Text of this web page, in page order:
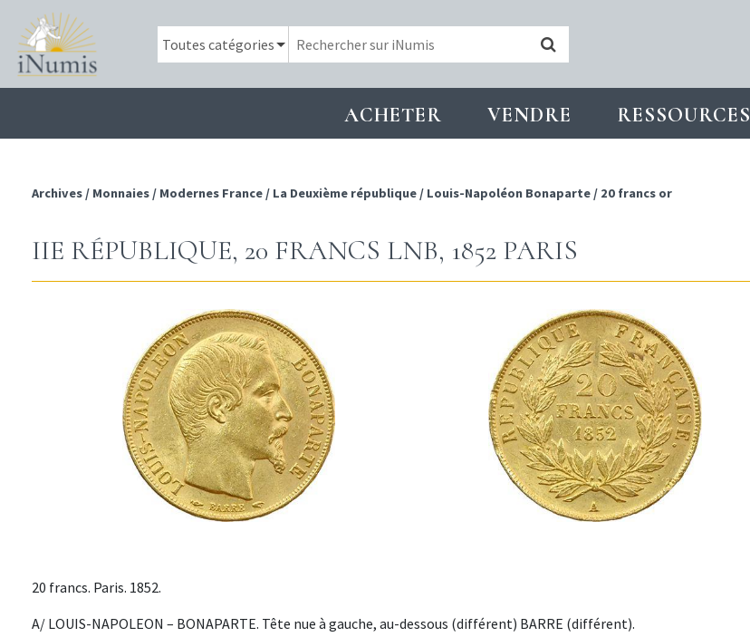
ACHETER VENDRE RESSOURCES
Archives / Monnaies / Modernes France / La Deuxième république / Louis-Napoléon Bonaparte / 20 francs or
IIE RÉPUBLIQUE, 20 FRANCS LNB, 1852 PARIS
20 francs. Paris. 1852.
A/ LOUIS-NAPOLEON – BONAPARTE. Tête nue à gauche, au-dessous (différent) BARRE (différent).